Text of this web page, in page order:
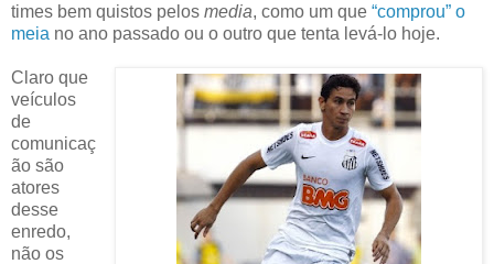
times bem quistos pelos media, como um que “comprou” o
meia no ano passado ou o outro que tenta levá-lo hoje.
Claro que
veículos
de
comunicaç
ão são
atores
desse
enredo,
não os